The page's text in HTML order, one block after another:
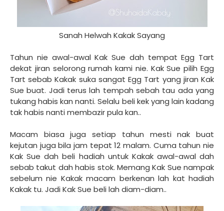
Sanah Helwah Kakak Sayang
Tahun nie awal-awal Kak Sue dah tempat Egg Tart
dekat jiran selorong rumah kami nie. Kak Sue pilih Egg
Tart sebab Kakak suka sangat Egg Tart yang jiran Kak
Sue buat. Jadi terus lah tempah sebah tau ada yang
tukang habis kan nanti. Selalu beli kek yang lain kadang
tak habis nanti membazir pula kan..
Macam biasa juga setiap tahun mesti nak buat
kejutan juga bila jam tepat 12 malam. Cuma tahun nie
Kak Sue dah beli hadiah untuk Kakak awal-awal dah
sebab takut dah habis stok. Memang Kak Sue nampak
sebelum nie Kakak macam berkenan lah kat hadiah
Kakak tu. Jadi Kak Sue beli lah diam-diam..